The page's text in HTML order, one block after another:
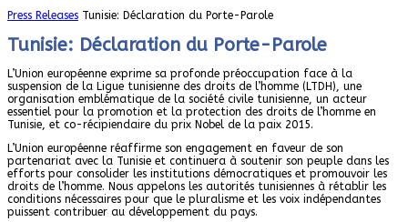
Press Releases Tunisie: Déclaration du Porte-Parole
Tunisie: Déclaration du Porte-Parole
L’Union européenne exprime sa profonde préoccupation face à la
suspension de la Ligue tunisienne des droits de l’homme (LTDH), une
organisation emblématique de la société civile tunisienne, un acteur
essentiel pour la promotion et la protection des droits de l’homme en
Tunisie, et co-récipiendaire du prix Nobel de la paix 2015.
L’Union européenne réaffirme son engagement en faveur de son
partenariat avec la Tunisie et continuera à soutenir son peuple dans les
efforts pour consolider les institutions démocratiques et promouvoir les
droits de l’homme. Nous appelons les autorités tunisiennes à rétablir les
conditions nécessaires pour que le pluralisme et les voix indépendantes
puissent contribuer au développement du pays.